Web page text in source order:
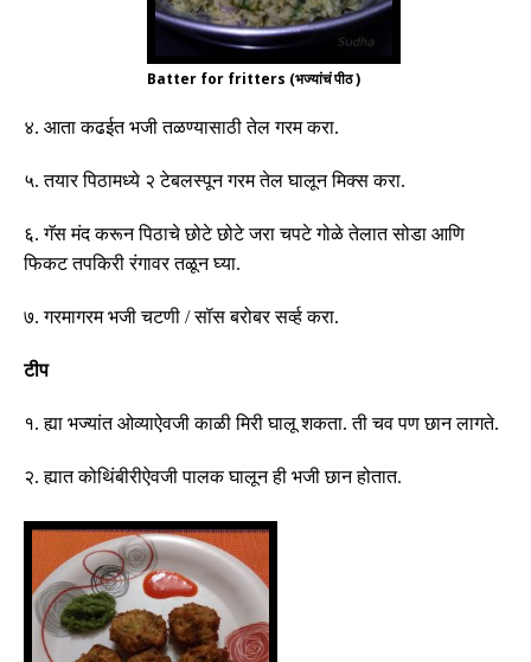
Batter for fritters (भज्यांचं पीठ )
४. आता कढईत भजी तळण्यासाठी तेल गरम करा.
५.तयार पिठामध्ये २ टेबलस्पून गरम तेल घालून मिक्स करा.
६.गॅस मंद करून पिठाचे छोटे छोटे जरा चपटे गोळे तेलात सोडा आणि
फिकट तपकिरी रंगावर तळून घ्या.
७.गरमागरम भजी चटणी /सॉस बरोबर सर्व्ह करा.
टीप
१.ह्या भज्यांत ओव्याऐवजीकाळीमिरी घालू शकता.ती चव पण छान लागते.
२.ह्यात कोथिंबीरीऐवजी पालक घालून ही भजी छान होतात.